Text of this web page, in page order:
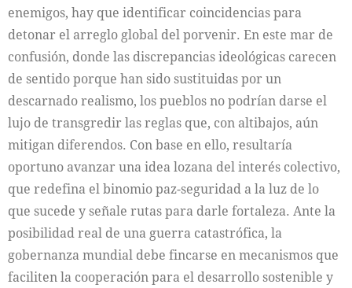
enemigos, hay que identificar coincidencias para
detonar el arreglo global del porvenir. En este mar de
confusión, donde las discrepancias ideológicas carecen
de sentido porque han sido sustituidas por un
descarnado realismo, los pueblos no podrían darse el
lujo de transgredir las reglas que, con altibajos, aún
mitigan diferendos. Con base en ello, resultaría
oportuno avanzar una idea lozana del interés colectivo,
que redefina el binomio paz-seguridad a la luz de lo
que sucede y señale rutas para darle fortaleza. Ante la
posibilidad real de una guerra catastrófica, la
gobernanza mundial debe fincarse en mecanismos que
faciliten la cooperación para el desarrollo sostenible y